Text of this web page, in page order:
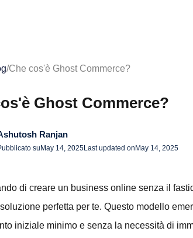
/Che cos'è Ghost Commerce?
Ghost Commerce?
Ranjan
su May 14, 2025Last updated on May 14, 2025
di creare un business online senza il
perfetta per te. Questo modello
iniziale minimo e senza la necessità di